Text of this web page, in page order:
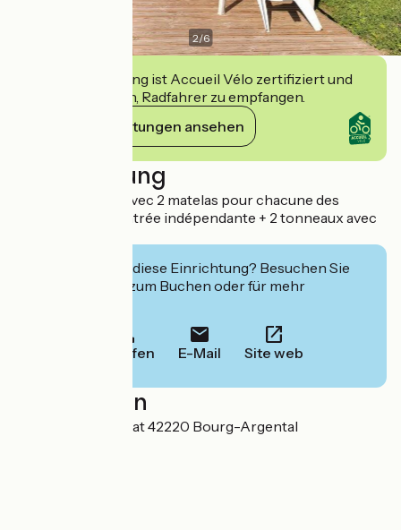
2/6
Diese Einrichtung ist Accueil Vélo zertifiziert und
verpflichtet sich, Radfahrer zu empfangen.
Ihre Verpflichtungen ansehen
Beschreibung
2 cabanes étape avec 2 matelas pour chacune des
cabanes et une entrée indépendante + 2 tonneaux avec
Interessiert Sie diese Einrichtung? Besuchen Sie
deren Website zum Buchen oder für mehr
Anrufen E-Mail Site web
Localisation
2 Chemin de Vernat 42220 Bourg-Argental